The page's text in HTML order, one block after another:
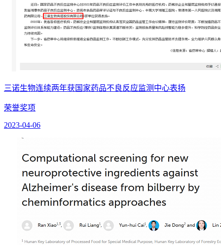
三诺生物连续两年获国家药品不良反应监测中心表扬
荣誉奖项
2023-04-06